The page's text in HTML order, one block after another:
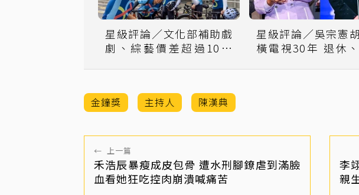
星級評論／文化部補助戲
劇、綜藝價差超過10倍
星級評論／吳宗憲
橫電視30年 退休、
金鐘獎 主持人 陳漢典
← 上一篇
禾浩辰暴瘦成皮包骨 遭水刑腳鐐虐到滿臉
血看她狂吃控肉崩潰喊痛苦
李
親